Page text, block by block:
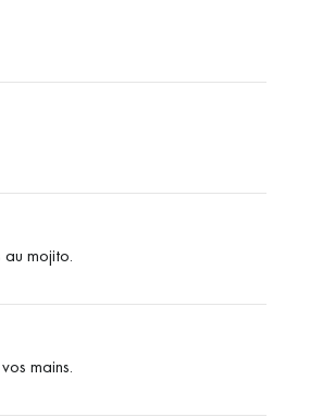
au mojito.
mains.